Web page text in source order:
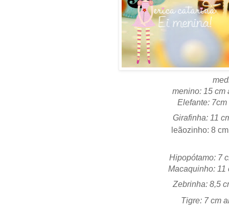
menino: 15 cm
Elefante: 7cm
Girafinha: 11
leãozinho: 8
Hipopótamo: 7
Macaquinho: 11
Zebrinha: 8,5
Tigre: 7 cm